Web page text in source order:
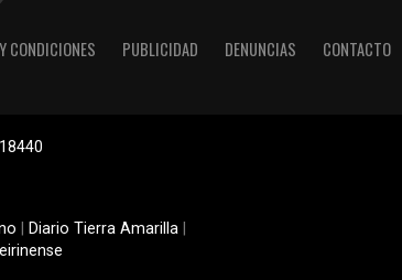
CONDICIONES PUBLICIDAD DENUNCIAS CONTACTO
Diario Tierra Amarilla